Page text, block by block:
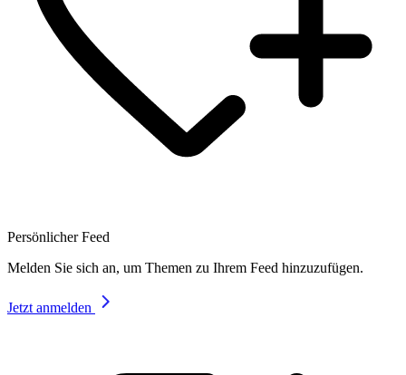
Persönlicher Feed
Melden Sie sich an, um Themen zu Ihrem Feed hinzuzufügen.
Jetzt anmelden